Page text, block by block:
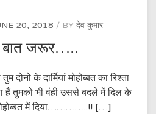
20, 2018 BY देव कुमार
जरूर…..
दोनो के दार्मियां मोहोब्बत का रिश्ता
हैं तुमको भी वंही उससे बदले में दिल के
में दिया…………..!! […]